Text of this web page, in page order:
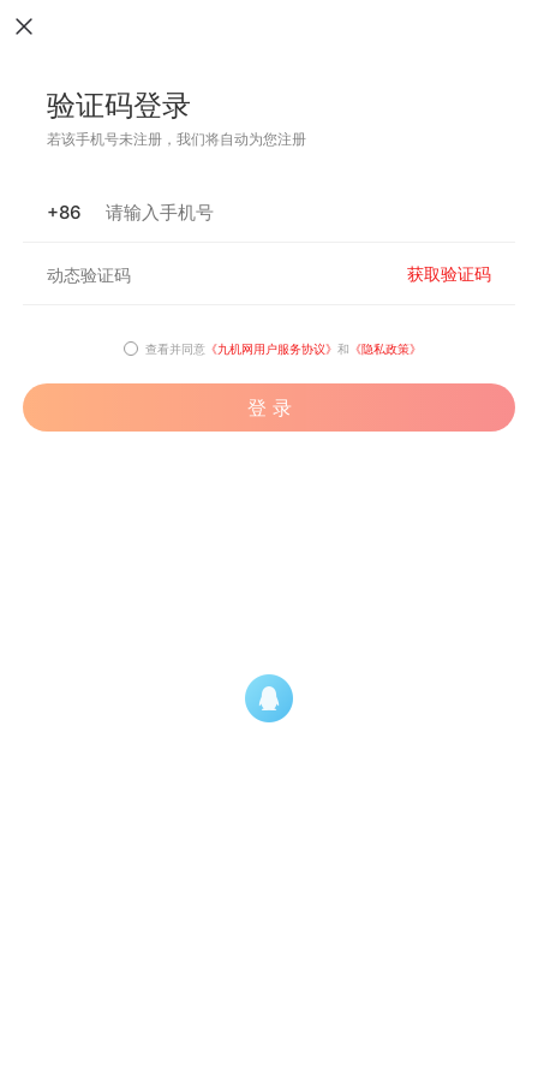
验证码登录
若该手机号未注册，我们将自动为您注册
+86
获取验证码
查看并同意 《九机网用户服务协议》 和 《隐私政策》
登 录